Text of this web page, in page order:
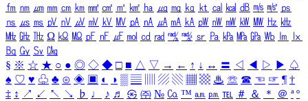
㎙ ㎚ ㎛ ㎜ ㎝ ㎞ ㎟ ㎠ ㎡ ㎢ ㏊ ㎍ ㎎ ㎏ ㏏ ㎈ ㎉ ㏈ ㎧ ㎨ ㎰
㎱ ㎲ ㎳ ㎴ ㎵ ㎶ ㎷ ㎸ ㎹ ㎀ ㎁ ㎂ ㎃ ㎄ ㎺ ㎻ ㎽ ㎾ ㎿ ㎐ ㎑
㎒ ㎓ ㎔ Ω ㏀ ㏁ ㎊ ㎋ ㎌ ㏖ ㏅ ㎭ ㎮ ㎯ ㏛ ㎩ ㎪ ㎫ ㎬ ㏝ ㏐
㏓
㏃ ㏉ ㏜ ㏆
§ ※ ☆ ★ ○ ● ◎ ◇ ◆ □ ■ △ ▽ → ← ↑ ↓ ↔ 〓 ◁ ◀ ▷ ▶ ♤
♠ ♡ ♥ ♧ ♣ ⊙ ◈ ▣ ◐ ◑ ▒ ▤ ▨ ▧ ▦ ▩ ♨ ☏ ☎ ☜ ☞ ¶ †
‡ ↕ ↗ ↙ ↖ ↘ ♭ ♩ ♪ ♬ ㉿ ㈜ № ㏇ ™ ㏂ ㏘ ℡ ＃ ＆ ＊ ＠ ª º